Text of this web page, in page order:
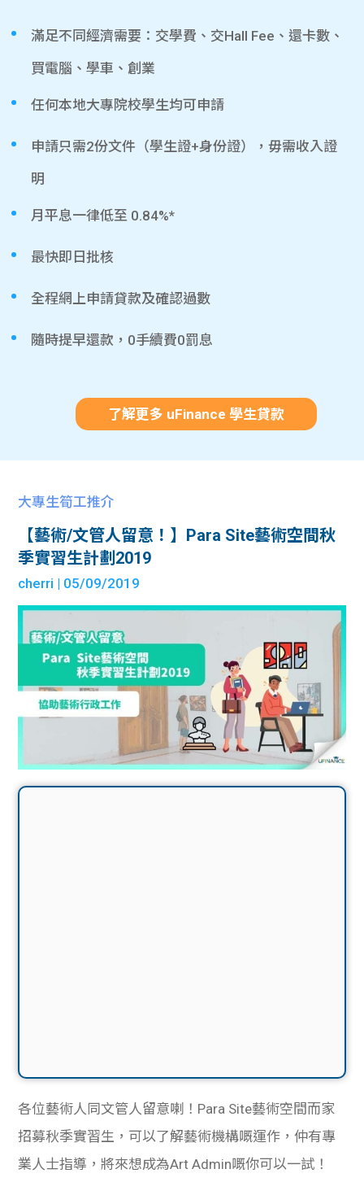
滿足不同經濟需要：交學費、交Hall Fee、還卡數、
買電腦、學車、創業
任何本地大專院校學生均可申請
申請只需2份文件（學生證+身份證），毋需收入證
明
月平息一律低至 0.84%*
最快即日批核
全程網上申請貸款及確認過數
隨時提早還款，0手續費0罰息
了解更多 uFinance 學生貸款
大專生筍工推介
【藝術/文管人留意！】Para Site藝術空間秋
季實習生計劃2019
cherri | 05/09/2019
各位藝術人同文管人留意喇！Para Site藝術空間而家
招募秋季實習生，可以了解藝術機構嘅運作，仲有專
業人士指導，將來想成為Art Admin嘅你可以一試！